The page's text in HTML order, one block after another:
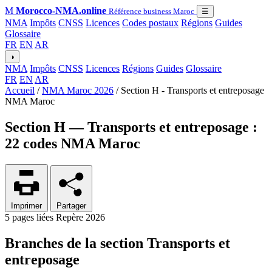
M Morocco-NMA.online Référence business Maroc ☰
NMA Impôts CNSS Licences Codes postaux Régions Guides
Glossaire
FR EN AR
◑
NMA Impôts CNSS Licences Régions Guides Glossaire
FR EN AR
Accueil / NMA Maroc 2026 / Section H - Transports et entreposage
NMA Maroc
Section H — Transports et entreposage :
22 codes NMA Maroc
Imprimer Partager
5 pages liées Repère 2026
Branches de la section Transports et
entreposage